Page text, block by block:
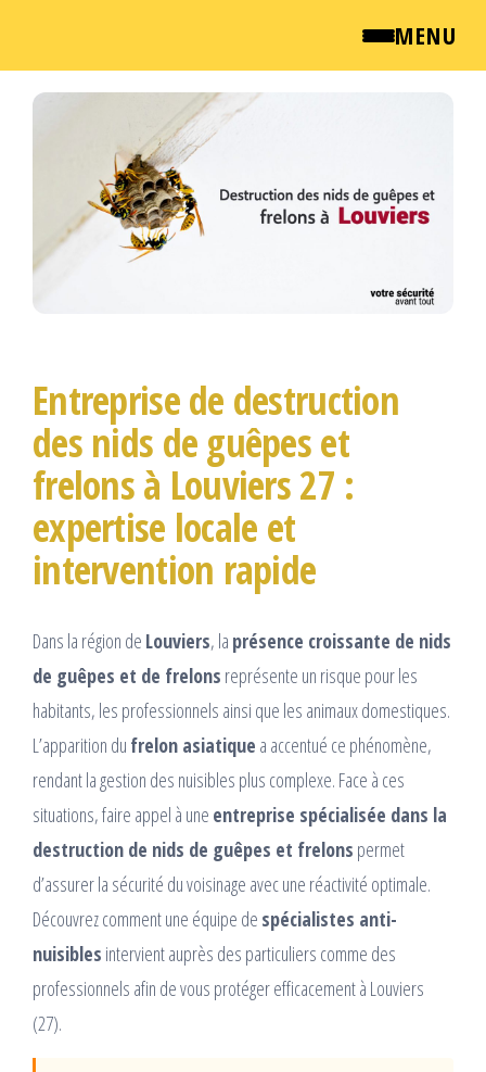
MENU
QUI SOMMES NOUS ?
NEWSROOM
TARIFS
Passer
Entreprise de destruction
des nids de guêpes et
frelons à Louviers 27 :
expertise locale et
intervention rapide
Dans la région de Louviers, la présence croissante de nids
de guêpes et de frelons représente un risque pour les
habitants, les professionnels ainsi que les animaux domestiques.
L’apparition du frelon asiatique a accentué ce phénomène,
rendant la gestion des nuisibles plus complexe. Face à ces
situations, faire appel à une entreprise spécialisée dans la
destruction de nids de guêpes et frelons permet
d’assurer la sécurité du voisinage avec une réactivité optimale.
Découvrez comment une équipe de spécialistes anti-
nuisibles intervient auprès des particuliers comme des
professionnels afin de vous protéger efficacement à Louviers
(27).